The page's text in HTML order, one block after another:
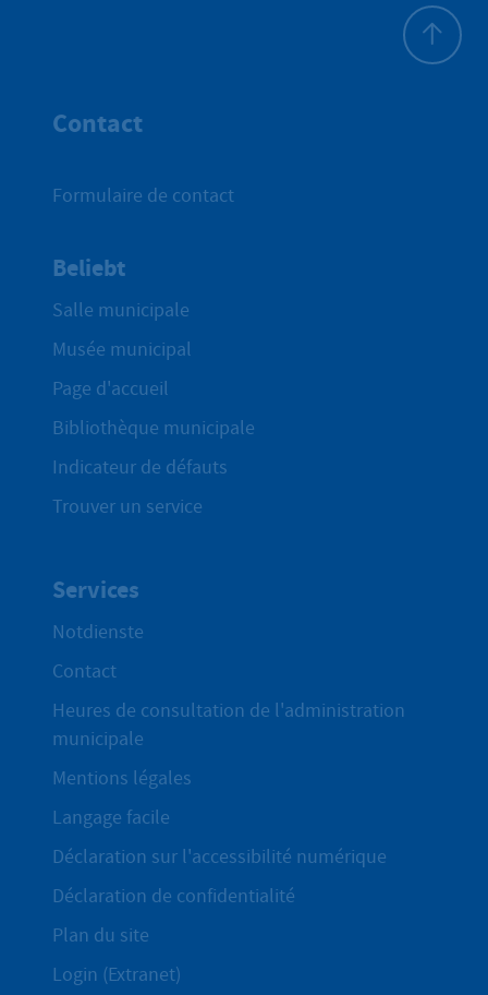
Contact
Formulaire de contact
Beliebt
Salle municipale
Musée municipal
Page d'accueil
Bibliothèque municipale
Indicateur de défauts
Trouver un service
Services
Notdienste
Contact
Heures de consultation de l'administration
municipale
Mentions légales
Langage facile
Déclaration sur l'accessibilité numérique
Déclaration de confidentialité
Plan du site
Login (Extranet)